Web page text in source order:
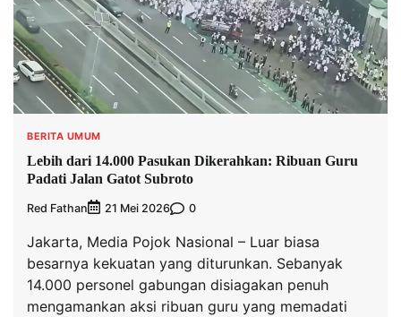
BERITA UMUM
Lebih dari 14.000 Pasukan Dikerahkan: Ribuan Guru
Padati Jalan Gatot Subroto
Red Fathan 21 Mei 2026 0
Jakarta, Media Pojok Nasional – Luar biasa
besarnya kekuatan yang diturunkan. Sebanyak
14.000 personel gabungan disiagakan penuh
mengamankan aksi ribuan guru yang memadati